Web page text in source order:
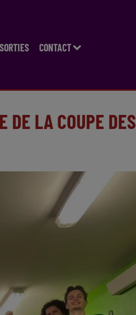
SORTIES CONTACT
DE LA COUPE DES